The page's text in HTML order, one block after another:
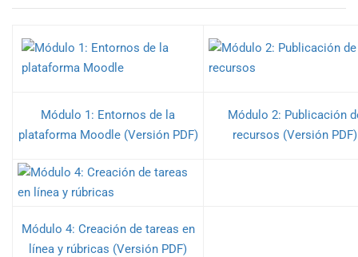
Módulo 1: Entornos de la
plataforma Moodle (Versión PDF)
Módulo 2: Publicación
recursos (Versión PDF)
Módulo 4: Creación de tareas en
línea y rúbricas (Versión PDF)